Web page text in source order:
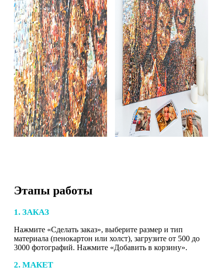
Этапы работы
1. ЗАКАЗ
Нажмите «Сделать заказ», выберите размер и тип
материала (пенокартон или холст), загрузите от 500 до
3000 фотографий. Нажмите «Добавить в корзину».
2. МАКЕТ